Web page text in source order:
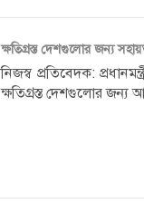
ক্ষতিগ্রস্ত দেশগুলোর জন্য
নিজস্ব প্রতিবেদক:
ক্ষতিগ্রস্ত দেশগুলোর জন্য